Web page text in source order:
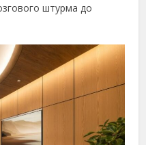
штурма до